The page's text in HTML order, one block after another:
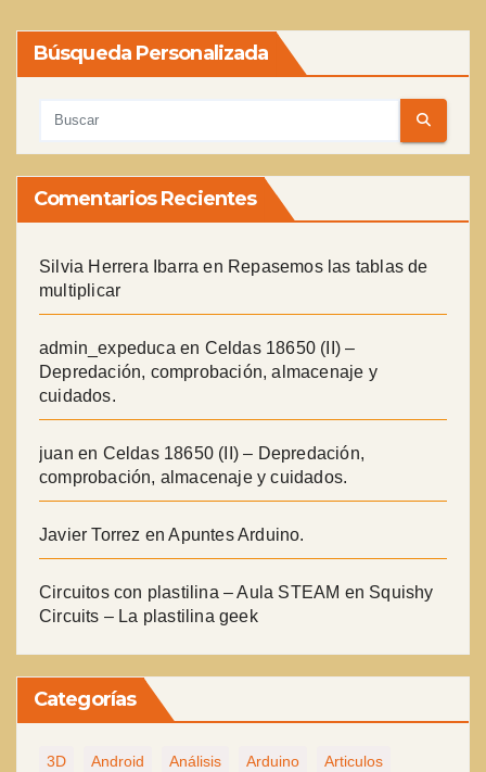
Búsqueda Personalizada
Comentarios Recientes
Silvia Herrera Ibarra en Repasemos las tablas de
multiplicar
admin_expeduca en Celdas 18650 (II) –
Depredación, comprobación, almacenaje y
cuidados.
juan en Celdas 18650 (II) – Depredación,
comprobación, almacenaje y cuidados.
Javier Torrez enApuntes Arduino.
Circuitos con plastilina – Aula STEAM en Squishy
Circuits – La plastilina geek
Categorías
3D Android Análisis Arduino Articulos